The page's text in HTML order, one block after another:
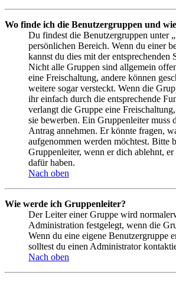
Wo finde ich die Benutzergruppen und
Du findest die Benutzergruppen unter
persönlichen Bereich. Wenn du einer
kannst du dies mit der entsprechenden
Nicht alle Gruppen sind allgemein
eine Freischaltung, andere können
weitere sogar versteckt. Wenn die
ihr einfach durch die entsprechende
verlangt die Gruppe eine
sie bewerben. Ein Gruppenleiter muss
Antrag annehmen. Er könnte fragen,
aufgenommen werden möchtest. Bitte
Gruppenleiter, wenn er dich ablehnt,
dafür haben.
Nach oben
Wie werde ich Gruppenleiter?
Der Leiter einer Gruppe wird
Administration festgelegt, wenn die
Wenn du eine eigene Benutzergruppe
solltest du einen Administrator
Nach oben